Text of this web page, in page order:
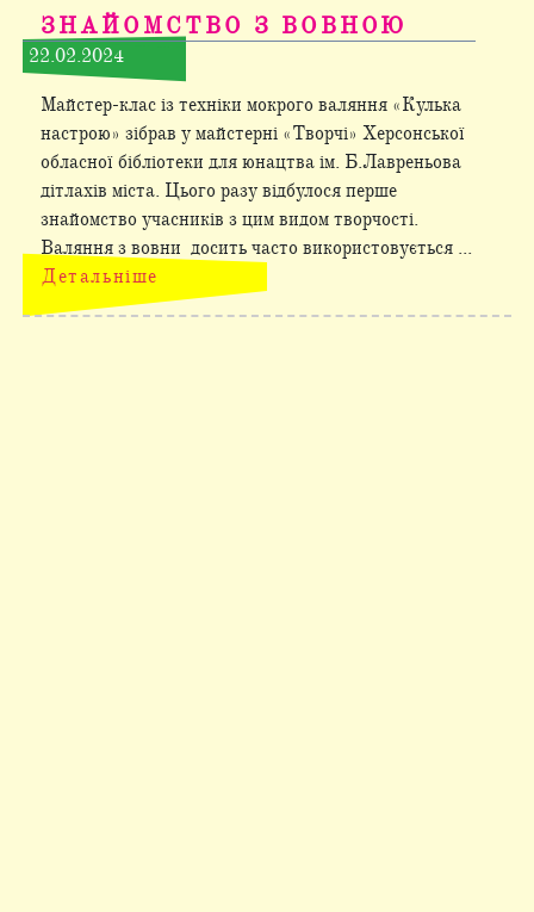
ЗНАЙОМСТВО З ВОВНОЮ
22.02.2024
Майстер-клас із техніки мокрого валяння «Кулька
настрою» зібрав у майстерні «Творчі» Херсонської
обласної бібліотеки для юнацтва ім. Б.Лавреньова
дітлахів міста. Цього разу відбулося перше
знайомство учасників з цим видом творчості.
Валяння з вовни досить часто використовується ...
Детальніше